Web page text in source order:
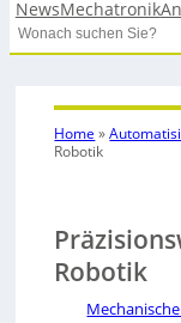
NewsMechatronik
Search
Home »
Robotik
Robotik